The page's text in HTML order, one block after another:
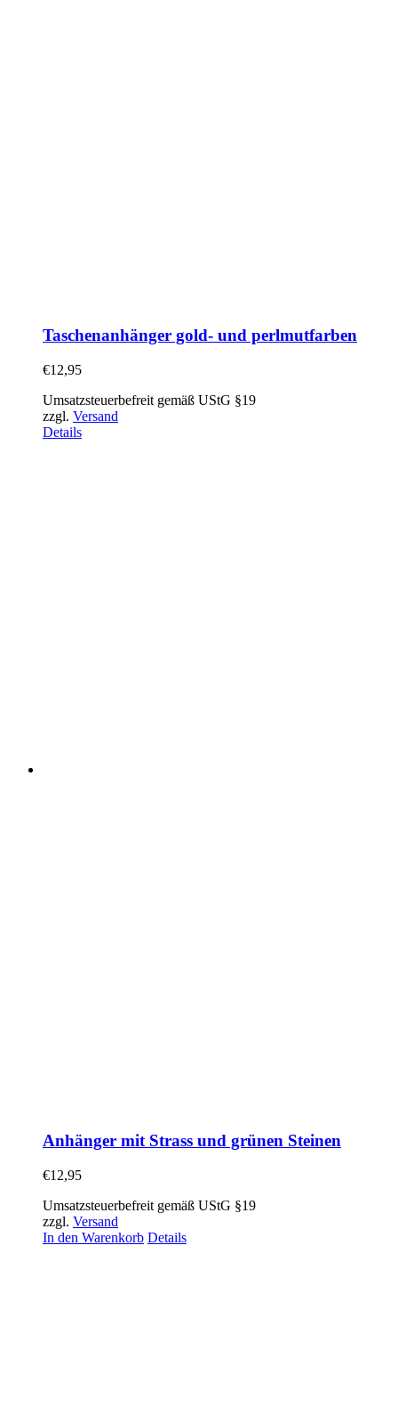
Taschenanhänger gold- und perlmutfarben
€12,95
Umsatzsteuerbefreit gemäß UStG §19
zzgl. Versand
Details
Anhänger mit Strass und grünen Steinen
€12,95
Umsatzsteuerbefreit gemäß UStG §19
zzgl. Versand
In den Warenkorb Details